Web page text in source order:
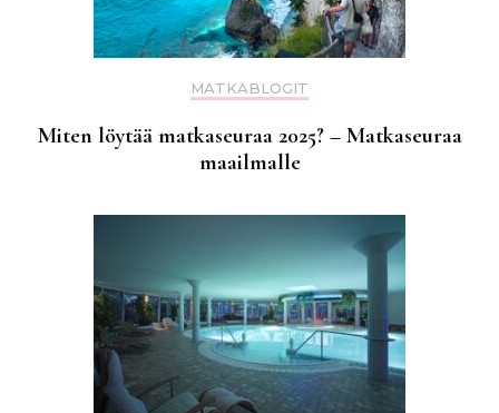
MATKABLOGIT
Miten löytää matkaseuraa 2025? – Matkaseuraa
maailmalle